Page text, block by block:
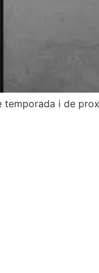
temporada i de